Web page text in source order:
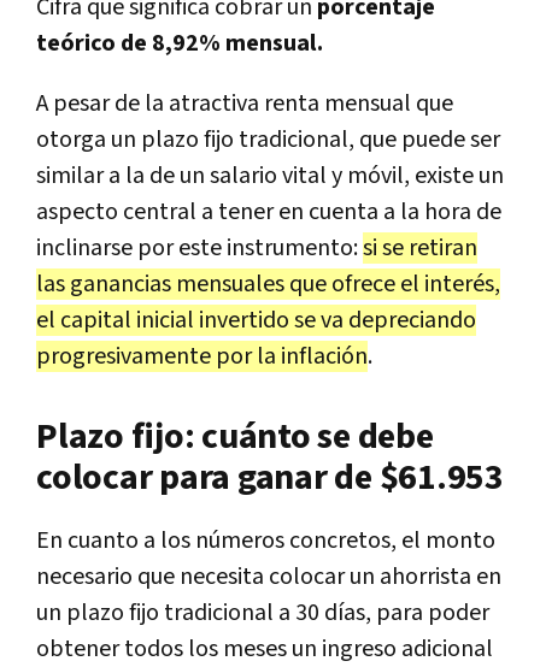
Cifra que significa cobrar un porcentaje
teórico de 8,92% mensual.
A pesar de la atractiva renta mensual que
otorga un plazo fijo tradicional, que puede ser
similar a la de un salario vital y móvil, existe un
aspecto central a tener en cuenta a la hora de
inclinarse por este instrumento:si se retiran
las ganancias mensuales que ofrece el interés,
el capital inicial invertido se va depreciando
progresivamente por la inflación.
Plazo fijo: cuánto se debe
colocar para ganarde $61.953
En cuanto a los números concretos, el monto
necesario que necesita colocar un ahorrista en
un plazo fijo tradicional a 30 días, para poder
obtener todos los meses un ingreso adicional